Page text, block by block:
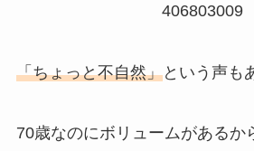
406803009
「ちょっと不自然」という声も
70歳なのにボリュームがあるか